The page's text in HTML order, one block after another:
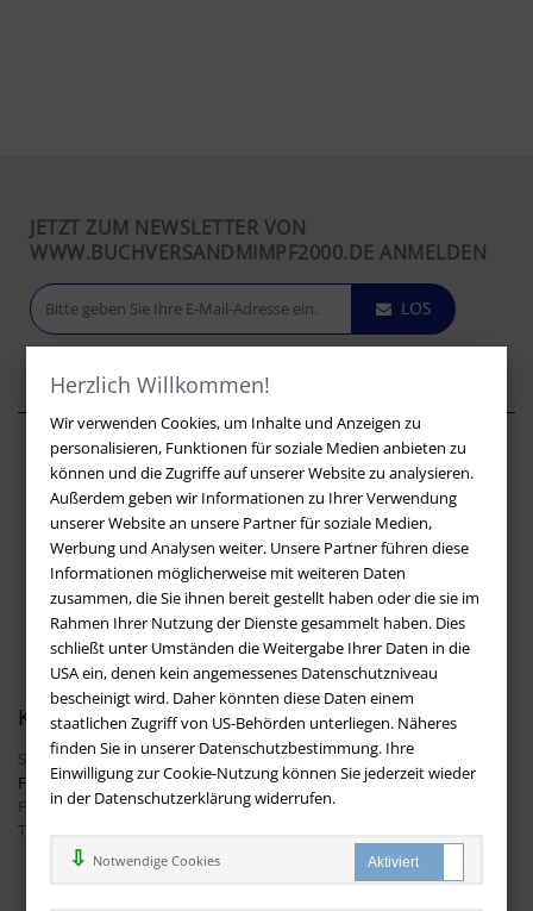
Herzlich Willkommen!
Wir verwenden Cookies, um Inhalte und Anzeigen zu
personalisieren, Funktionen für soziale Medien anbieten zu
können und die Zugriffe auf unserer Website zu analysieren.
Außerdem geben wir Informationen zu Ihrer Verwendung
unserer Website an unsere Partner für soziale Medien,
Werbung und Analysen weiter. Unsere Partner führen diese
Informationen möglicherweise mit weiteren Daten
zusammen, die Sie ihnen bereit gestellt haben oder die sie im
Rahmen Ihrer Nutzung der Dienste gesammelt haben. Dies
schließt unter Umständen die Weitergabe Ihrer Daten in die
USA ein, denen kein angemessenes Datenschutzniveau
bescheinigt wird. Daher könnten diese Daten einem
staatlichen Zugriff von US-Behörden unterliegen. Näheres
finden Sie in unserer Datenschutzbestimmung. Ihre
Einwilligung zur Cookie-Nutzung können Sie jederzeit wieder
in der Datenschutzerklärung widerrufen.
Notwendige Cookies
JETZT ZUM NEWSLETTER VON
WWW.BUCHVERSANDMIMPF2000.DE ANMELDEN
LOS
Über buchversandmimpf2000.de
Impressum
Versandbedingungen
Widerruf
Batteriehinweis
AGB
Datenschutz
Kontakt
Sie haben Fragen?Hier finden Sie Antworten auf häufig gestellte
Fragen.
Fragen per E-Mail:info@buchversandmimpf2000.de
Telefon: +49 (0)9209 20 23 188
Ihre Vorteile bei uns